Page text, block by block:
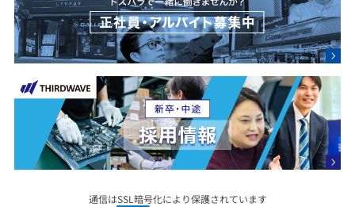
通信はSSL暗号化により保護されています